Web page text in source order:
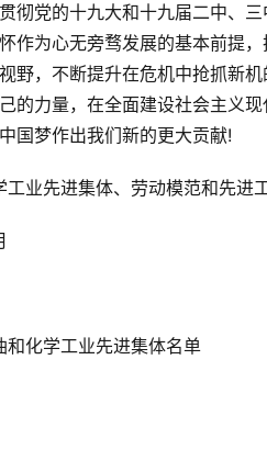
彻党的十九大和十九届二中、
作为心无旁骛发展的基本前提
野，不断提升在危机中抢抓新
的力量，在全面建设社会主义
国梦作出我们新的更大贡献!
工业先进集体、劳动模范和先进
和化学工业先进集体名单